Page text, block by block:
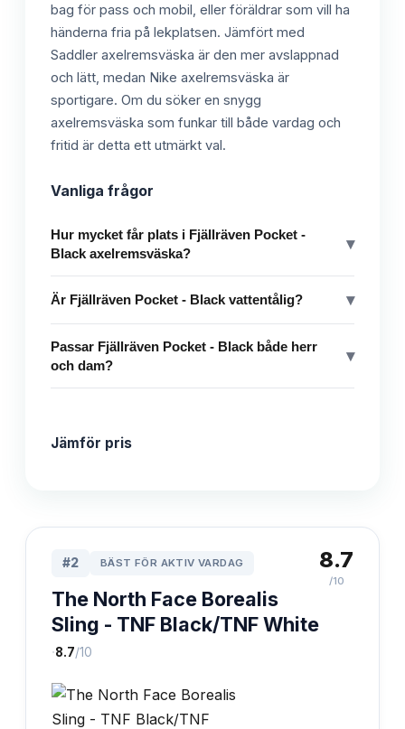
bag för pass och mobil, eller föräldrar som vill ha
händerna fria på lekplatsen. Jämfört med
Saddler axelremsväska är den mer avslappnad
och lätt, medan Nike axelremsväska är
sportigare. Om du söker en snygg
axelremsväska som funkar till både vardag och
fritid är detta ett utmärkt val.
Vanliga frågor
Hur mycket får plats i Fjällräven Pocket -
Black axelremsväska?
▾
Är Fjällräven Pocket - Black vattentålig? ▾
Passar Fjällräven Pocket - Black både herr
och dam?
▾
Jämför pris
#2 BÄST FÖR AKTIV VARDAG
The North Face Borealis
Sling - TNF Black/TNF White
·8.7/10
8.7
/10